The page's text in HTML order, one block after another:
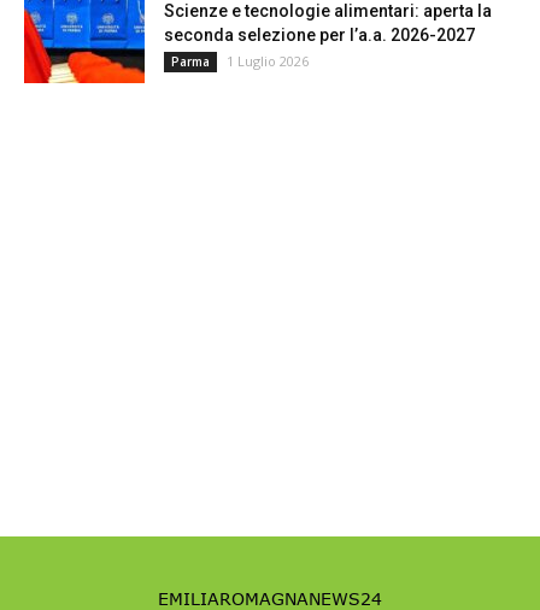
Scienze e tecnologie alimentari: aperta la
seconda selezione per l’a.a. 2026-2027
Parma 1 Luglio 2026